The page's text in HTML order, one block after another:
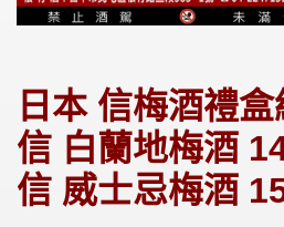
日本 信梅酒禮盒
信 白蘭地梅酒
信 威士忌梅酒